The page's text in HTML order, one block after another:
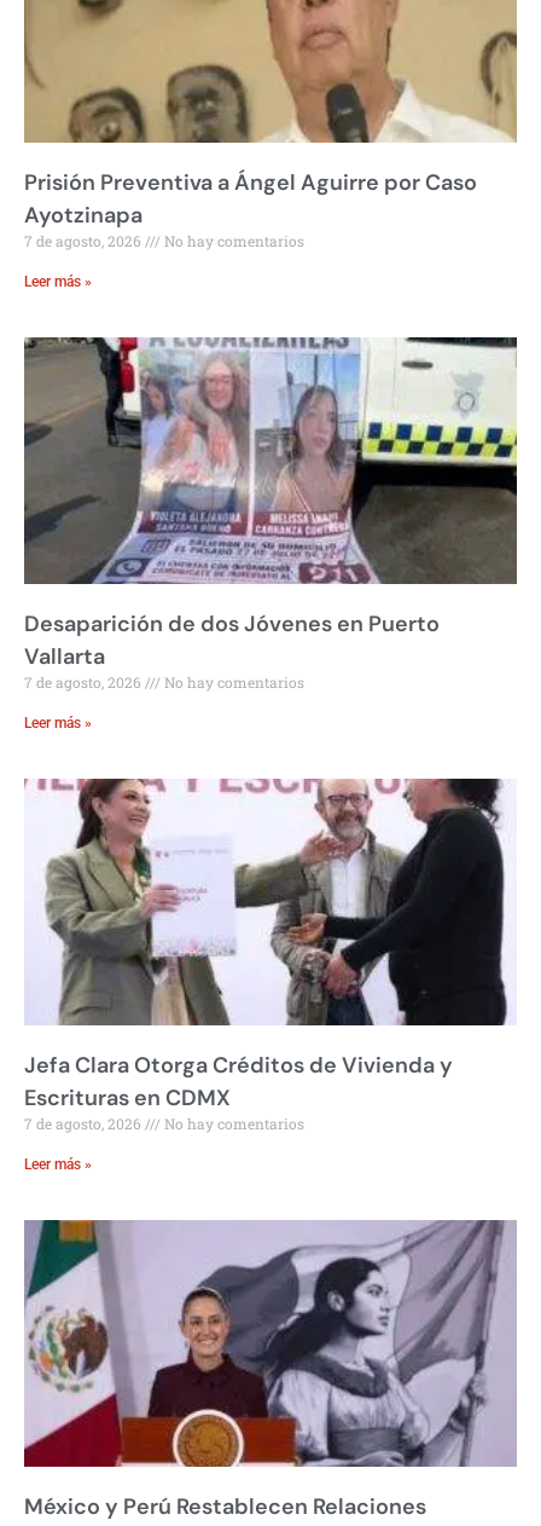
Prisión Preventiva a Ángel Aguirre por Caso
Ayotzinapa
7 de agosto, 2026 No hay comentarios
Leer más »
Desaparición de dos Jóvenes en Puerto
Vallarta
7 de agosto, 2026 No hay comentarios
Leer más »
Jefa Clara Otorga Créditos de Vivienda y
Escrituras en CDMX
7 de agosto, 2026 No hay comentarios
Leer más »
México y Perú Restablecen Relaciones